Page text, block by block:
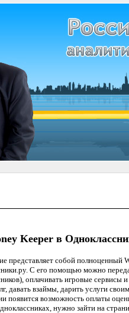
Keeper в
представляет собой полноценный
С его помощью можно
оплачивать игровые сервисы
давать взаймы, дарить услуги
появится возможность оплаты
нужно зайти на